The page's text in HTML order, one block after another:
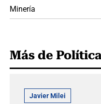
Minería
Más de
Javier Milei